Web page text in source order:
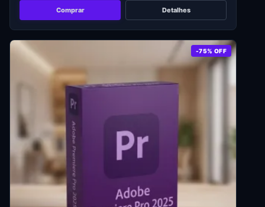
Comprar Detalhes
-75% OFF